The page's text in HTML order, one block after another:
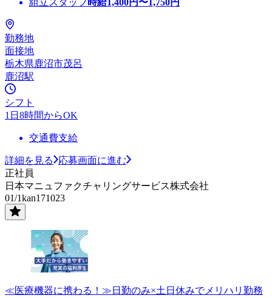
勤務地
面接地
栃木県鹿沼市茂呂
鹿沼駅
シフト
1日8時間からOK
交通費支給
詳細を見る
応募画面に進む
正社員
日本マニュファクチャリングサービス株式会社
01/1kan171023
≪医療機器に携わる！≫日勤のみ×土日休みでメリハリ勤務